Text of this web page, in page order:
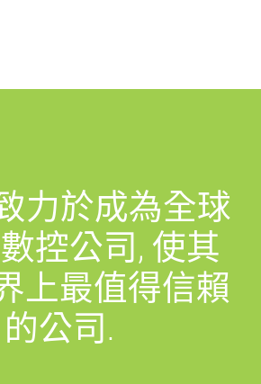
力於成為全球
控公司, 使其
上最值得信賴
的公司.